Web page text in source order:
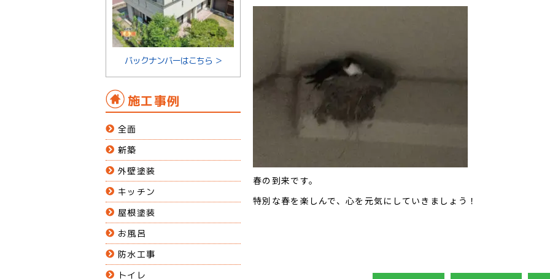
春の到来です。
特別な春を楽しんで、心を元気にしていきましょう！
バックナンバーはこちら ＞
施工事例
全面
新築
外壁塗装
キッチン
屋根塗装
お風呂
防水工事
トイレ